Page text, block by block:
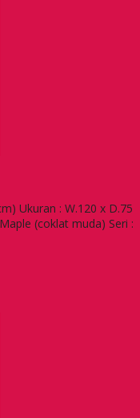
Ukuran : W.120 x D.75
(coklat muda) Seri :